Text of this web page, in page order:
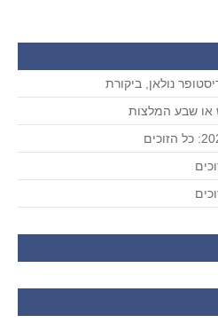
נולאן, ביקורת